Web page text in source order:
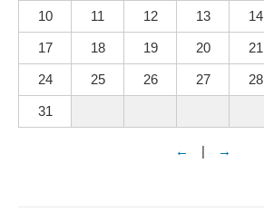
10 11 12 13 14
17 18 19 20 21
24 25 26 27 28
31
← | →